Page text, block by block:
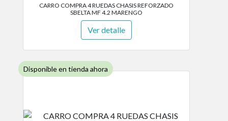
CARRO COMPRA 4 RUEDAS CHASIS REFORZADO
SBELTA MF 4.2 MARENGO
Ver detalle
Disponible en tienda ahora